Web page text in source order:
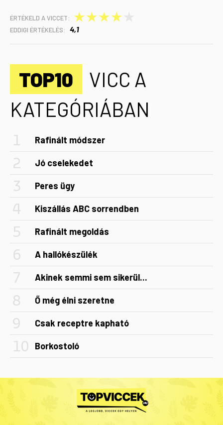
ÉRTÉKELD A VICCET: ★
★
★
★
EDDIGI ÉRTÉKELÉS: 4,1
TOP10
VICC A
KATEGÓRIÁBAN
Rafinált módszer
Jó cselekedet
Peres ügy
Kiszállás ABC sorrendben
Rafinált megoldás
A hallókészülék
Akinek semmi sem sikerül...
Ő még élni szeretne
Csak receptre kapható
Borkostoló